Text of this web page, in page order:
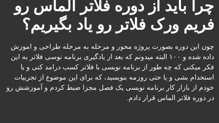
چرا باید از دوره فلاتر الماس رو
فریم ورک فلاتر رو یاد بگیریم؟
چون این دوره بصورت پروژه محور و مرحله به مرحله طراحی و اموزش
داده شده و ۱۰۰ البته میدونم که بعد از یادگیری برنامه نوسی فلاتر به این
فکر میکنی که چه طور از برنامه نویسی با فلاتر کسب درامد کنی و یا
استخدام بشی و یا حتی روزمه بنویسید، که برای این موضوع از تجربیات
خودم از بازار کار برنامه نویسی یک فصل مجزا ضبط کردم و آموزشش رو
در دوره فلاتر الماس قرار دادم.